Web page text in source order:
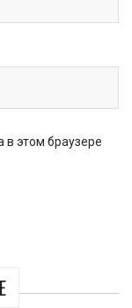
в этом браузере